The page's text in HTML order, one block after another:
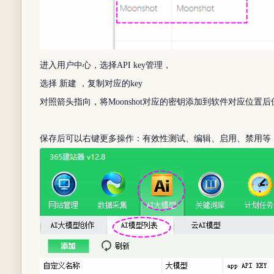
进入用户中心，选择API key管理，
选择 新建 ，复制对应的key
对照箭头指向，将Moonshot对应的密钥添加到软件对应位置后
保存后可以右键更多操作：有效性测试、编辑、启用、禁用等